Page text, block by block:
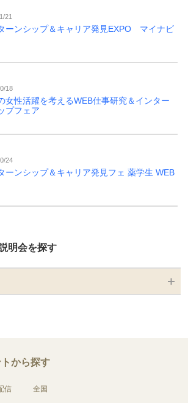
21
ーンシップ＆キャリア発見EXPO マイナビ
18
女性活躍を考えるWEB仕事研究＆インター
プフェア
24
ーンシップ＆キャリア発見フェ 薬学生 WEB
明会を探す
から探す
信 全国